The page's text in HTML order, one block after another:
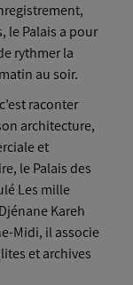
le Palais a pour
rythmer la
au soir.
raconter
architecture,
et
le Palais des
Les mille
Kareh
Midi, il associe
et archives